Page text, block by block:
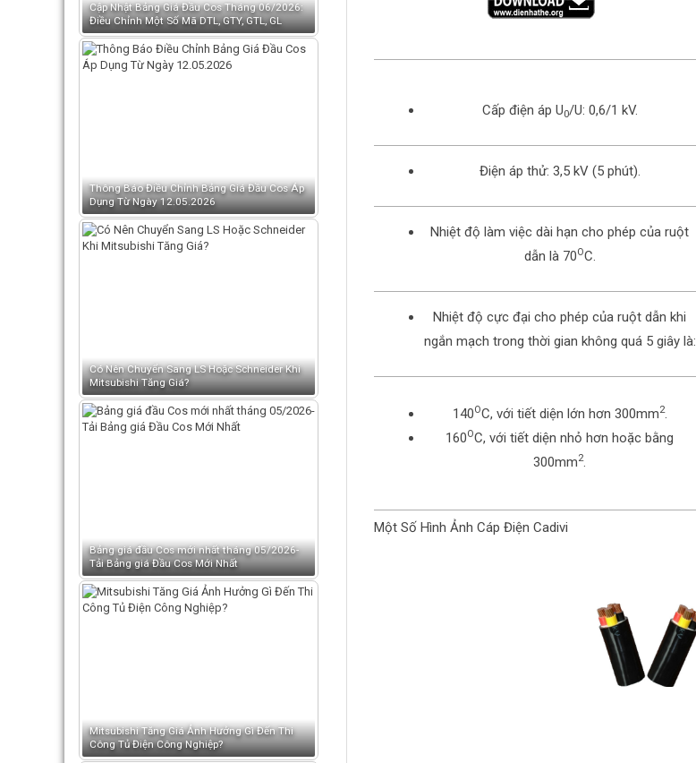
Cập Nhật Bảng Giá Đầu Cos Tháng 06/2026:
Điều Chỉnh Một Số Mã DTL, GTY, GTL, GL
Thông Báo Điều Chỉnh Bảng Giá Đầu Cos Áp
Dụng Từ Ngày 12.05.2026
Có Nên Chuyển Sang LS Hoặc Schneider Khi
Mitsubishi Tăng Giá?
Bảng giá đầu Cos mới nhất tháng 05/2026-
Tải Bảng giá Đầu Cos Mới Nhất
Mitsubishi Tăng Giá Ảnh Hưởng Gì Đến Thi
Công Tủ Điện Công Nghiệp?
Cấp điện áp U0/U: 0,6/1 kV.
Điện áp thử: 3,5 kV (5 phút).
Nhiệt độ làm việc dài hạn cho phép của ruột
dẫn là 70OC.
Nhiệt độ cực đại cho phép của ruột dẫn khi
ngắn mạch trong thời gian không quá 5 giây là:
140OC, với tiết diện lớn hơn 300mm2.
160OC, với tiết diện nhỏ hơn hoặc bằng
300mm2.
Một Số Hình Ảnh Cáp Điện Cadivi